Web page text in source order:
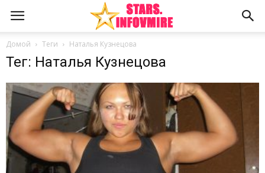
Домой Теги Наталья Кузнецова
Тег: Наталья Кузнецова